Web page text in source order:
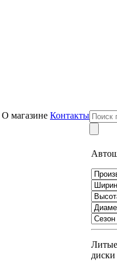
О магазине Контакты
Литые
диски